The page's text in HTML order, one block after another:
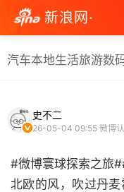
新浪网·
汽车本地生活旅游数
史不二
26-05-04 09:55 微博
#微博寰球探索之旅
北欧的风，吹过丹